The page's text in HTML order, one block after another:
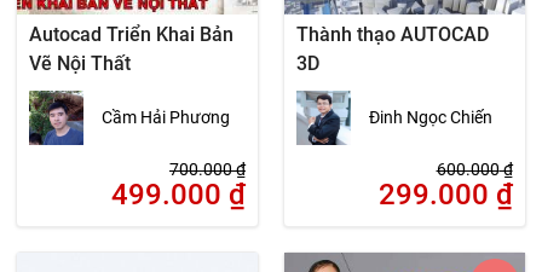
Autocad Triển Khai Bản
Vẽ Nội Thất
Cầm Hải Phương
700.000₫
499.000 ₫
Thành thạo AUTOCAD
3D
Đinh Ngọc Chiến
600.000₫
299.000 ₫